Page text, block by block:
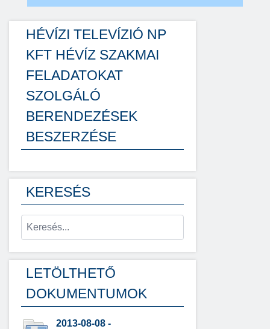
HÉVÍZI TELEVÍZIÓ NP
KFT HÉVÍZ SZAKMAI
FELADATOKAT
SZOLGÁLÓ
BERENDEZÉSEK
BESZERZÉSE
KERESÉS
LETÖLTHETŐ
DOKUMENTUMOK
2013-08-08 -